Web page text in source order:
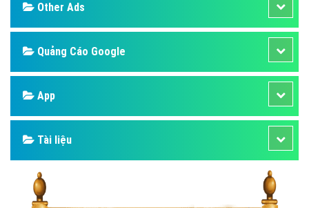
Other Ads
Quảng Cáo Google
App
Tài liệu